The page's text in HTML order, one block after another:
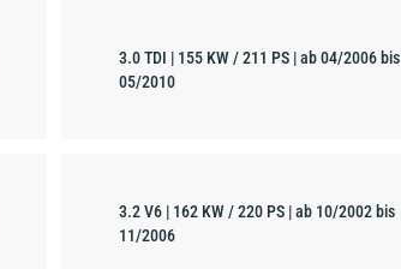
3.0 TDI | 155 KW / 211 PS | ab 04/2006 bis
05/2010
3.2 V6 | 162 KW / 220 PS | ab 10/2002 bis
11/2006